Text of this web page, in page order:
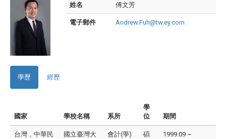
姓名 傅文芳
電子郵件 Andrew.Fuh@tw.ey.com
學歷 經歷
國家 學校名稱 系所
學
位
期間
台灣，中華民
國立臺灣大
會計(學)
碩
1999.09 ~